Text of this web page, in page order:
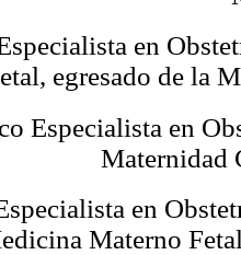
en
egresado de la
Especialista en
Maternidad
en
Materno